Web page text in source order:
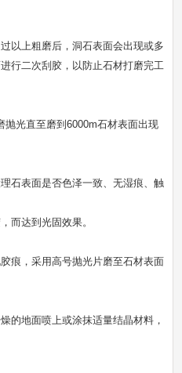
以上粗磨后，洞石表面会出现或多
行二次刮胶，以防止石材打磨完工
抛光直至磨到6000m石材表面出现
石表面是否色泽一致、无湿痕、触
而达到光固效果。
痕，采用高号抛光片磨至石材表面
的地面喷上或涂抹适量结晶材料，